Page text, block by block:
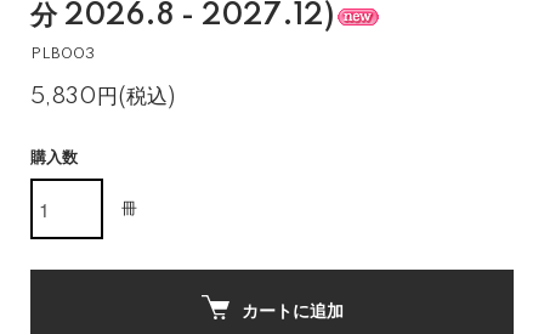
分 2026.8 - 2027.12)
PLB003
5,830円(税込)
購入数
冊
カートに追加